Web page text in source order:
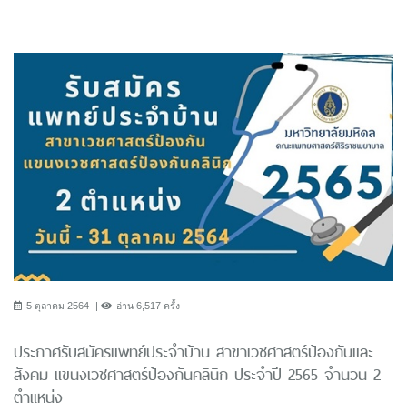
5 ตุลาคม 2564 อ่าน 6,517 ครั้ง
ประกาศรับสมัครแพทย์ประจำบ้าน สาขาเวชศาสตร์ป้องกันและ
สังคม แขนงเวชศาสตร์ป้องกันคลินิก ประจำปี 2565 จำนวน 2
ตำแหน่ง